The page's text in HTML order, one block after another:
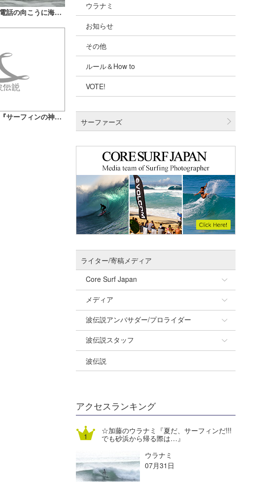
上田純子のウラナミ『電話の向こうに海があった ― 波情報・ダイヤルQ2時代』
米山予報士のウラナミ『サーフィンの神と呼ばれる男～360度で体感するハワイの海』
ショップ情報
湘南
千葉北
伊豆
千葉南
四国
沖縄
ウラナミ
お知らせ
その他
ルール＆How to
VOTE!
サーファーズ
ライター/寄稿メディア
Core Surf Japan
Naoya Kimoto
mitsuteru Kamio
Yasunari Inoue
Yoshiyuki Obata
DELTA FORCE SURF
熊谷素子
メディア
SURFMEDIA
Colors MAGAZINE
WAVAL
波伝説アンバサダー/プロライダー
福島寿実子
中浦“JET”章
進士剛光
植村未来
NOBUFUKU
波伝説スタッフ
☆加藤
Aichan
ECE
G◎Da
波伝説
アクセスランキング
☆加藤のウラナミ『夏だ、サーフィンだ!!!
でも砂浜から帰る際は…』
ウラナミ
07月31日